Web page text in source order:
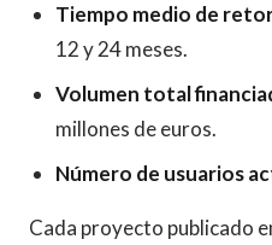
Tiempo medio de
12 y 24 meses.
Volumen total
millones de euros.
Número de usuarios
Cada proyecto publicado